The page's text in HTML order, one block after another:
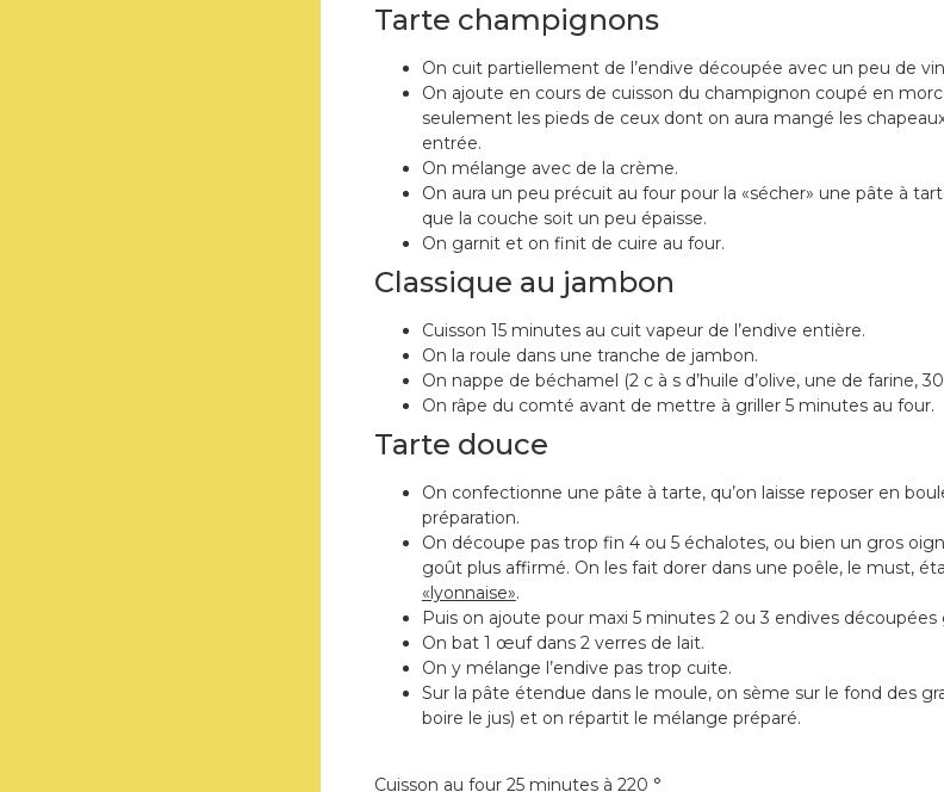
Tarte champignons
On cuit partiellement de l’endive découpée avec un peu de
On ajoute en cours de cuisson du champignon coupé en
seulement les pieds de ceux dont on aura mangé les
entrée.
On mélange avec de la crème.
On aura un peu précuit au four pour la «sécher» une pâte à
que la couche soit un peu épaisse.
On garnit et on finit de cuire au four.
Classique au jambon
Cuisson 15 minutes au cuit vapeur de l’endive entière.
On la roule dans une tranche de jambon.
On nappe de béchamel (2 c à s d’huile d’olive, une de farine,
On râpe du comté avant de mettre à griller 5 minutes au four.
Tarte douce
On confectionne une pâte à tarte, qu’on laisse reposer en
préparation.
On découpe pas trop fin 4 ou 5 échalotes, ou bien un gros
goût plus affirmé. On les fait dorer dans une poêle, le must,
«lyonnaise».
Puis on ajoute pour maxi 5 minutes 2 ou 3 endives
On bat 1 œuf dans 2 verres de lait.
On y mélange l’endive pas trop cuite.
Sur la pâte étendue dans le moule, on sème sur le fond des
boire le jus) et on répartit le mélange préparé.
Cuisson au four 25 minutes à 220 °